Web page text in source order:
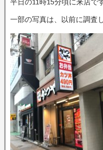
平日の11時15分頃に来店で
一部の写真は、以前に調査